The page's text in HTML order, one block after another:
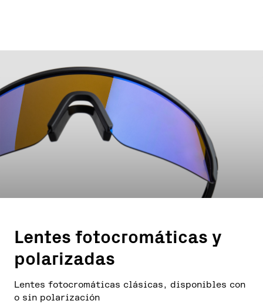
Lentes fotocromáticas y
polarizadas
Lentes fotocromáticas clásicas, disponibles con
o sin polarización